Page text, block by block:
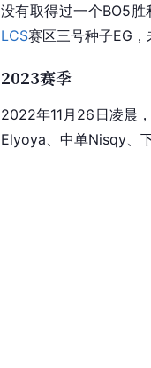
没有取得过一个BO5
LCS赛区三号种子EG
2023赛季
2022年11月26日凌晨，
Elyoya、中单Nisqy、